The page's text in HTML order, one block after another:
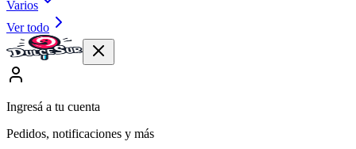
Varios
Ver todo
Ingresá a tu cuenta
Pedidos, notificaciones y más